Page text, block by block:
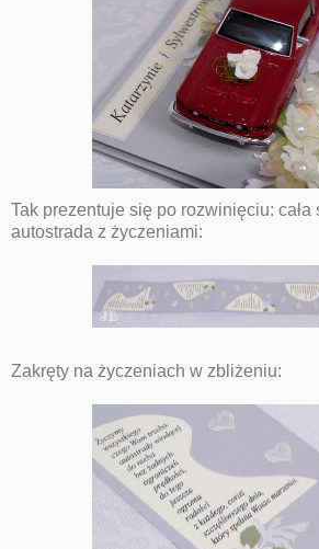
Tak prezentuje się po rozwinięciu: cała
autostrada z życzeniami:
Zakręty na życzeniach w zbliżeniu: